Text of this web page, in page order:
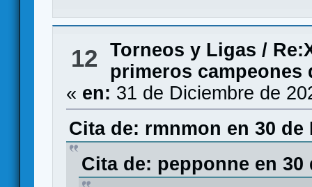
12 Torneos y Ligas /
primeros campeones
« en: 31 de Diciembre de
Cita de: rmnmon en 30 de
Cita de: pepponne en 30